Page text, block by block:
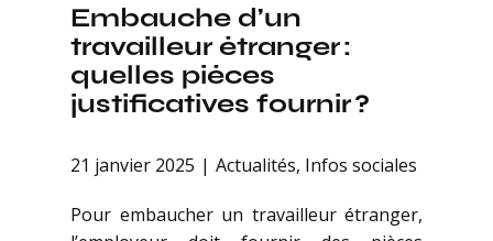
Embauche d’un
travailleur étranger :
quelles pièces
justificatives fournir ?
21 janvier 2025 Actualités, Infos sociales
Pour embaucher un travailleur étranger,